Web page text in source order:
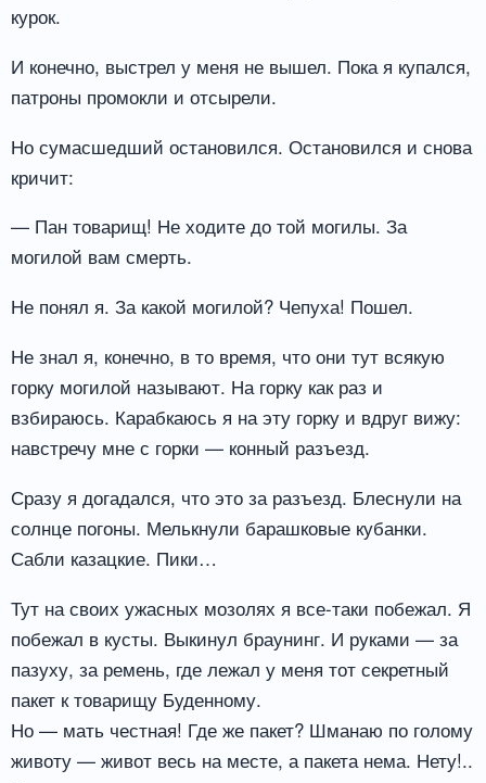
курок.
И конечно, выстрел у меня не вышел. Пока я купался,
патроны промокли и отсырели.
Но сумасшедший остановился. Остановился и снова
кричит:
— Пан товарищ! Не ходите до той могилы. За
могилой вам смерть.
Не понял я. За какой могилой? Чепуха! Пошел.
Не знал я, конечно, в то время, что они тут всякую
горку могилой называют. На горку как раз и
взбираюсь. Карабкаюсь я на эту горку и вдруг вижу:
навстречу мне с горки — конный разъезд.
Сразу я догадался, что это за разъезд. Блеснули на
солнце погоны. Мелькнули барашковые кубанки.
Сабли казацкие. Пики…
Тут на своих ужасных мозолях я все-таки побежал. Я
побежал в кусты. Выкинул браунинг. И руками — за
пазуху, за ремень, где лежал у меня тот секретный
пакет к товарищу Буденному.
Но — мать честная! Где же пакет? Шманаю по голому
животу — живот весь на месте, а пакета нема. Нету!..